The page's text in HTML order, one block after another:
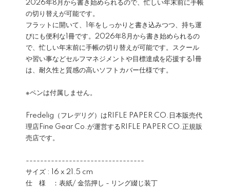
2026年8月から書き始められるので、忙しい年末前に手帳
の切り替えが可能です。
フラットに開いて、1年をしっかりと書き込みつつ、持ち運
びにも便利な1冊です。2026年8月から書き始められるの
で、忙しい年末前に手帳の切り替えが可能です。スクール
や習い事などセルフマネジメントや目標達成を応援する1冊
は、耐久性と質感の高いソフトカバー仕様です。
※ペンは付属しません。
Fredelig（フレデリグ）はRIFLE PAPER CO.日本販売代
理店Fine Gear Co.が運営するRIFLE PAPER CO.正規販
売店です。
---------------------------------
サイズ : 16 x 21.5 cm
仕 様 ：表紙/ 金箔押し - リング綴じ装丁